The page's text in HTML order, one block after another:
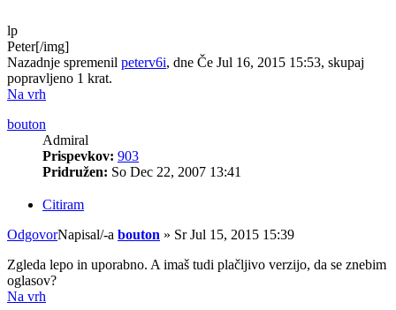
lp
Peter[/img]
Nazadnje spremenil peterv6i, dne Če Jul 16, 2015 15:53, skupaj
popravljeno 1 krat.
Na vrh
bouton
Admiral
Prispevkov: 903
Pridružen: So Dec 22, 2007 13:41
Citiram
OdgovorNapisal/-a bouton » Sr Jul 15, 2015 15:39
Zgleda lepo in uporabno. A imaš tudi plačljivo verzijo, da se znebim
oglasov?
Na vrh